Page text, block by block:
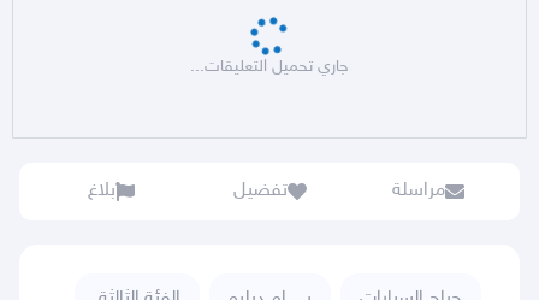
جاري تحميل التعليقات...
مراسلة تفضيل بلاغ